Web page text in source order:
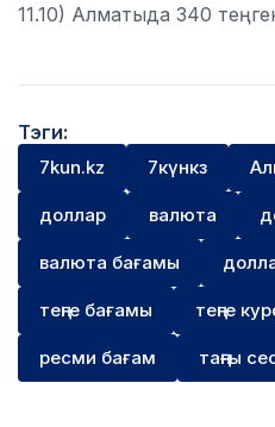
11.10) Алматыда 340
Тэги:
7kun.kz 7күнкз
доллар валюта
валюта бағамы
теңге бағамы теңге
ресми бағам таңғы